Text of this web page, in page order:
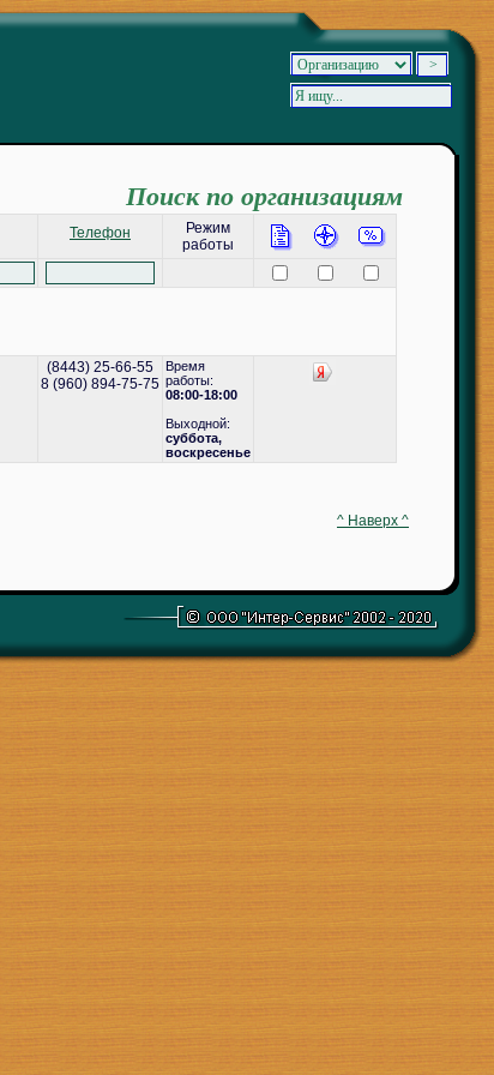
Поиск по организациям
Телефон
Режим
работы
(8443) 25-66-55
8 (960) 894-75-75
Время
работы:
08:00-18:00
Выходной:
cуббота,
воскресенье
^ Наверх ^